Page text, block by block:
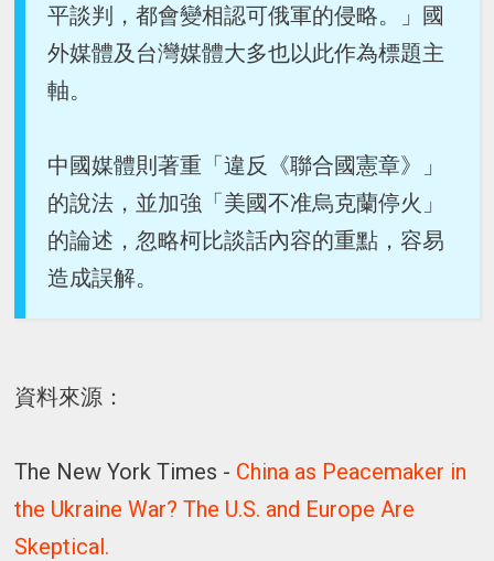
平談判，都會變相認可俄軍的侵略。」國
外媒體及台灣媒體大多也以此作為標題主
軸。
中國媒體則著重「違反《聯合國憲章》」
的說法，並加強「美國不准烏克蘭停火」
的論述，忽略柯比談話內容的重點，容易
造成誤解。
資料來源：
The New York Times - China as Peacemaker in
the Ukraine War? The U.S. and Europe Are
Skeptical.